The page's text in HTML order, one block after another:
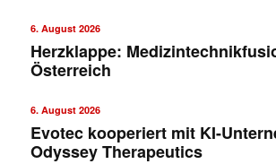
6. August 2026
Herzklappe:
Österreich
6. August 2026
Evotec kooperiert mit KI-
Odyssey Therapeutics